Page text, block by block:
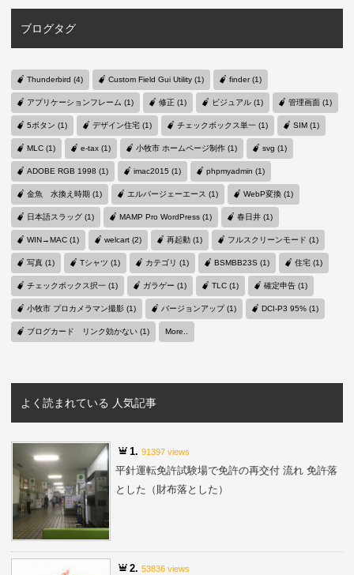
ブログタグ
Thunderbird (4) Custom Field Gui Utility (1) finder (1)
アプリケーションフレーム (1) 修正 (1) ビジュアル (1) 管理画面 (1)
5ボタン (1) デザイン住宅 (1) チェックボックス単一 (1) SIM (1)
MLC (1) e-tax (1) 小牧市 ホームページ制作 (1) svg (1)
ADOBE RGB 1998 (1) imac2015 (1) phpmyadmin (1)
金魚 水換え時期 (1) エルバージェーエース (1) WebP変換 (1)
日本語スラッグ (1) MAMP Pro WordPress (1) 春日井 (1)
WIN→MAC (1) welcart (2) 再起動 (1) フルスクリーンモード (1)
写真 (1) Tシャツ (1) カテゴリ (1) BSMBB23S (1) 住宅 (1)
チェックボックス択一 (1) ガラゲー (1) TLC (1) 確定申告 (1)
小牧市 プロカメラマン撮影 (1) バージョンアップ (1) DCI-P3 95% (1)
ブログカード リンク効かない (1) More..
よく読まれている 人気記事
1.91397 views
平針運転免許試験場で免許の再交付 流れ 免許落
とした（財布落とした）
2.53836 views